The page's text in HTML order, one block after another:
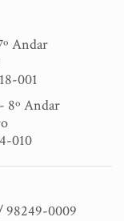
Andar
001
8º Andar
010
98249-0009